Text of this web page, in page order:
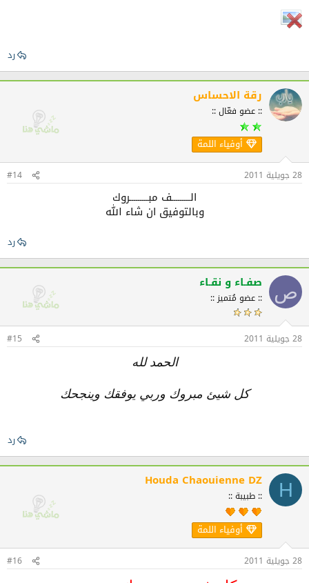
رد
رقة الاحساس
:: عضو فعّال ::
أوفياء اللمة
28 جويلية 2011 #14
الـــــــــف مبـــــــــروك
وبالتوفيق ان شاء الله​
رد
ص صفـاء و نقـاء
:: عضو مُتميز ::
28 جويلية 2011 #15
الحمد لله
كل شيئ مبروك وربي يوفقك وينجحك
رد
H
Houda Chaouienne DZ
:: طبيبة ::
أوفياء اللمة
28 جويلية 2011 #16